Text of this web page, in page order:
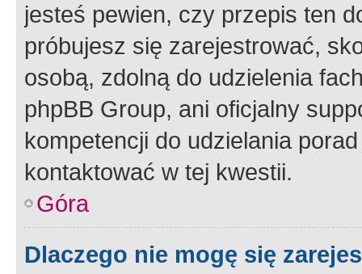
jesteś pewien, czy przepis ten
próbujesz się zarejestrować,
osobą, zdolną do udzielenia
phpBB Group, ani oficjalny
kompetencji do udzielania
kontaktować w tej kwestii.
Góra
Dlaczego nie mogę się